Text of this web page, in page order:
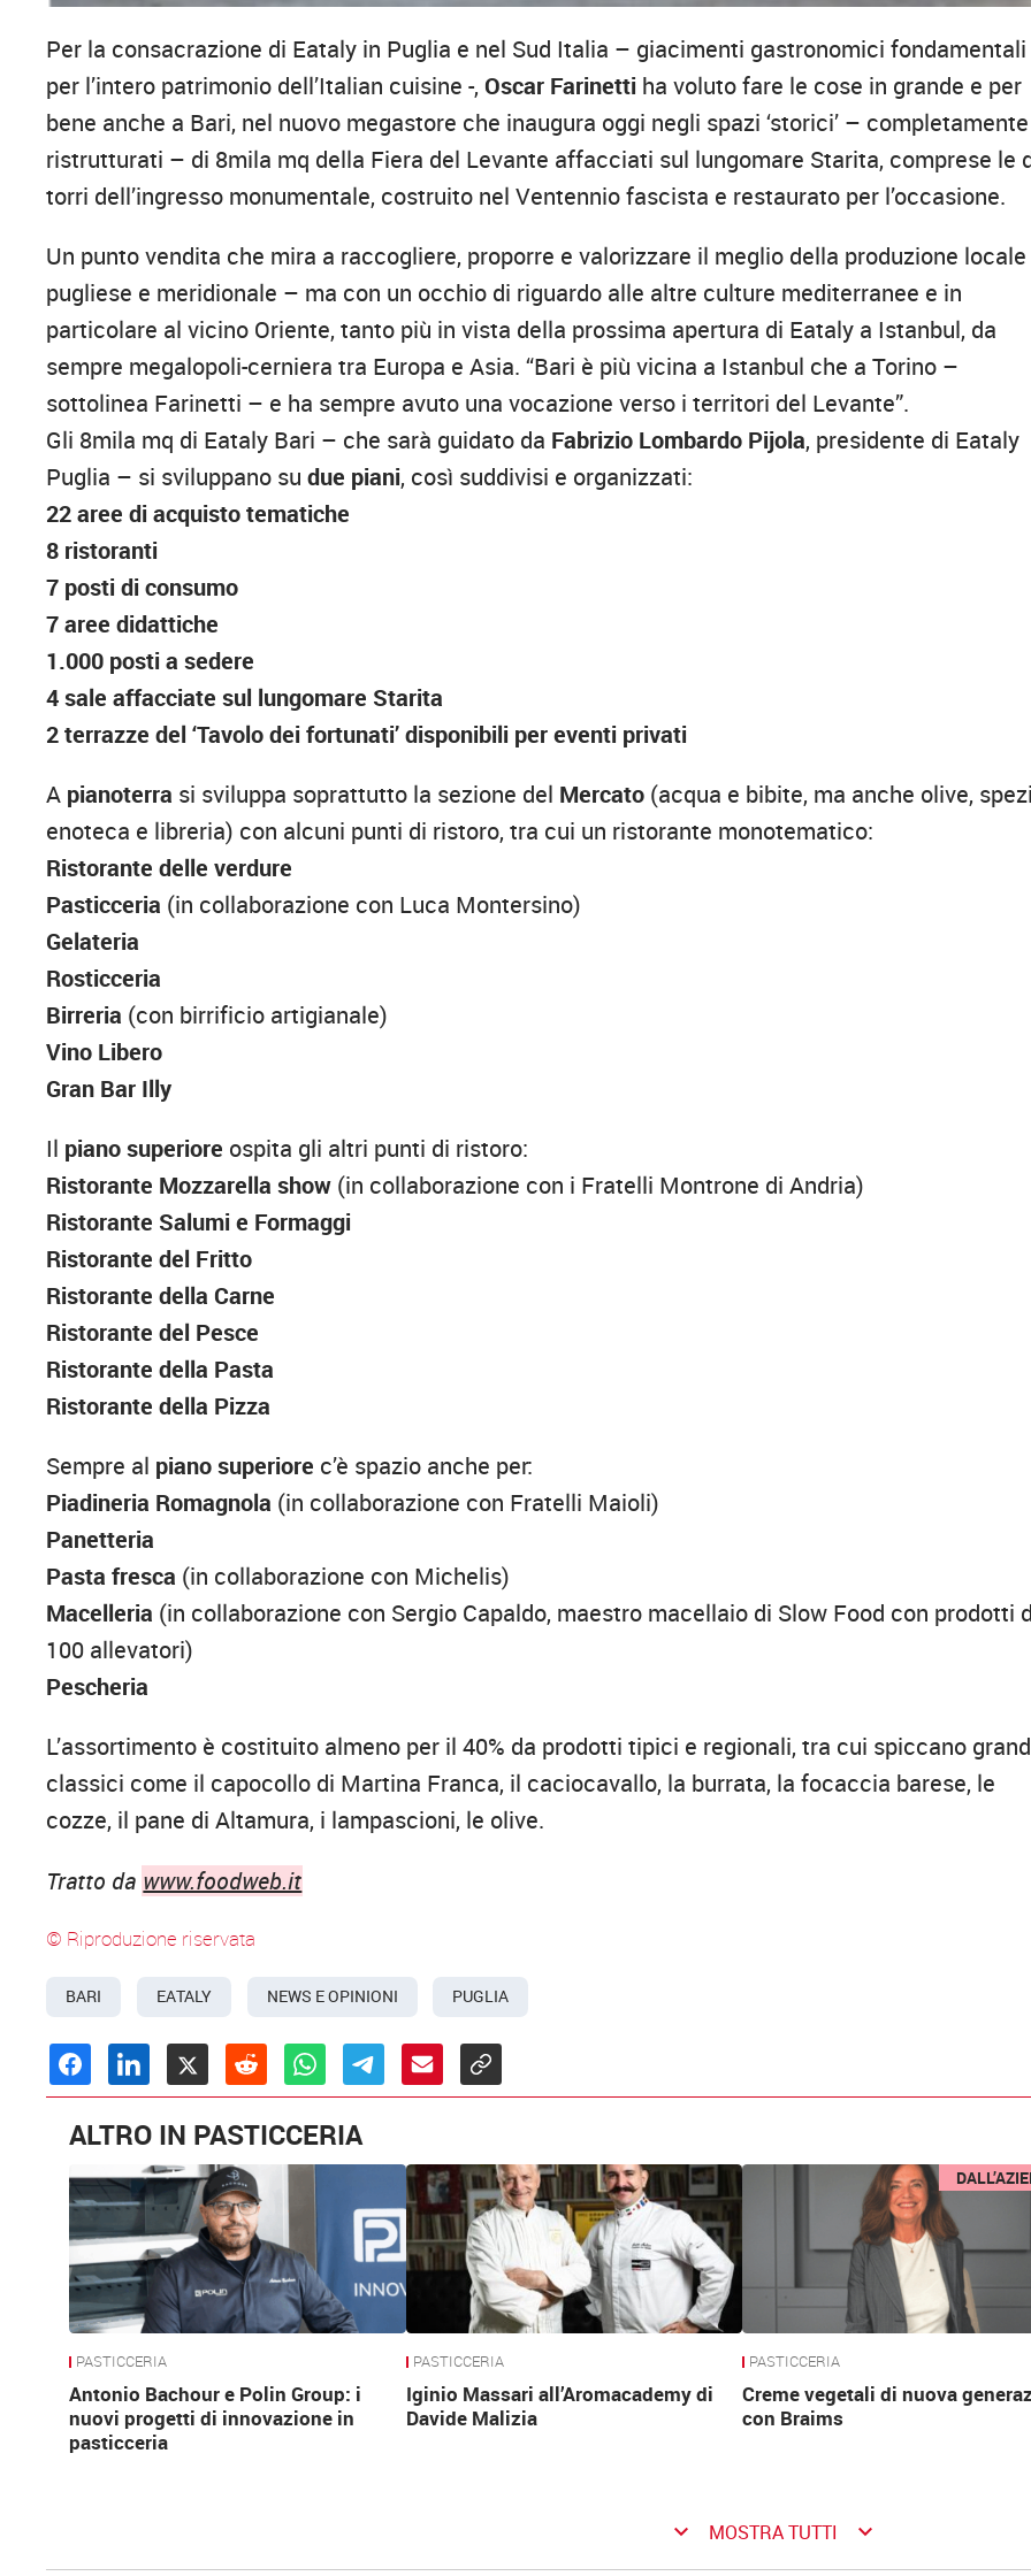
Per la consacrazione di Eataly in Puglia e nel Sud Italia – giacimenti gastronomici fondamentali
per l’intero patrimonio dell’Italian cuisine -, Oscar Farinetti ha voluto fare le cose in grande e per
bene anche a Bari, nel nuovo megastore che inaugura oggi negli spazi ‘storici’ – completamente
ristrutturati – di 8mila mq della Fiera del Levante affacciati sul lungomare Starita, comprese le
torri dell’ingresso monumentale, costruito nel Ventennio fascista e restaurato per l’occasione.
Un punto vendita che mira a raccogliere, proporre e valorizzare il meglio della produzione
pugliese e meridionale – ma con un occhio di riguardo alle altre culture mediterranee e in
particolare al vicino Oriente, tanto più in vista della prossima apertura di Eataly a Istanbul, da
sempre megalopoli-cerniera tra Europa e Asia. “Bari è più vicina a Istanbul che a Torino –
sottolinea Farinetti – e ha sempre avuto una vocazione verso i territori del Levante”.
Gli 8mila mq di Eataly Bari – che sarà guidato da Fabrizio Lombardo Pijola, presidente di Eataly
Puglia – si sviluppano sudue piani, così suddivisi e organizzati:
22 aree di acquisto tematiche
8 ristoranti
7 posti di consumo
7 aree didattiche
1.000 posti a sedere
4 sale affacciate sul lungomare Starita
2 terrazze del ‘Tavolo dei fortunati’ disponibili per eventi privati
A pianoterra si sviluppa soprattutto la sezione del Mercato (acqua e bibite, ma anche olive,
enoteca e libreria) con alcuni punti di ristoro, tra cui un ristorante monotematico:
Ristorante delle verdure
Pasticceria (in collaborazione con Luca Montersino)
Gelateria
Rosticceria
Birreria (con birrificio artigianale)
Vino Libero
Gran Bar Illy
Il piano superiore ospita gli altri punti di ristoro:
Ristorante Mozzarella show (in collaborazione con i Fratelli Montrone di Andria)
Ristorante Salumi e Formaggi
Ristorante del Fritto
Ristorante della Carne
Ristorante del Pesce
Ristorante della Pasta
Ristorante della Pizza
Sempre al piano superiore c’è spazio anche per:
Piadineria Romagnola (in collaborazione con Fratelli Maioli)
Panetteria
Pasta fresca (in collaborazione con Michelis)
Macelleria (in collaborazione con Sergio Capaldo, maestro macellaio di Slow Food con prodotti
100 allevatori)
Pescheria
L’assortimento è costituito almeno per il 40% da prodotti tipici e regionali, tra cui spiccano
classici come il capocollo di Martina Franca, il caciocavallo, la burrata, la focaccia barese, le
cozze, il pane di Altamura, i lampascioni, le olive.
Tratto da www.foodweb.it
© Riproduzione riservata
BARI EATALY NEWS E OPINIONI PUGLIA
ALTRO IN PASTICCERIA
PASTICCERIA
Antonio Bachour e Polin Group: i
nuovi progetti di innovazione in
pasticceria
PASTICCERIA
Iginio Massari all’Aromacademy di
Davide Malizia
PASTICCERIA
Creme vegetali di nuova
con Braims
keyboard_arrow_down MOSTRA TUTTI keyboard_arrow_down